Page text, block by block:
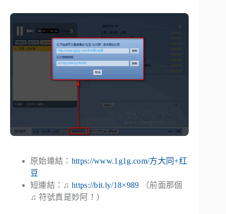
原始連結： https://www.1g1g.com/方大同+红
豆
短連結：♫ https://bit.ly/18×989 （前面那個
♫ 符號真是妙阿！）